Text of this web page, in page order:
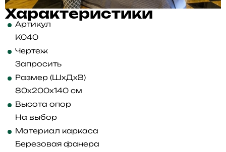
Характеристики
Артикул
K040
Чертеж
Запросить
Размер (ШхДхВ)
80x200x140 см
Высота опор
На выбор
Материал каркаса
Березовая фанера